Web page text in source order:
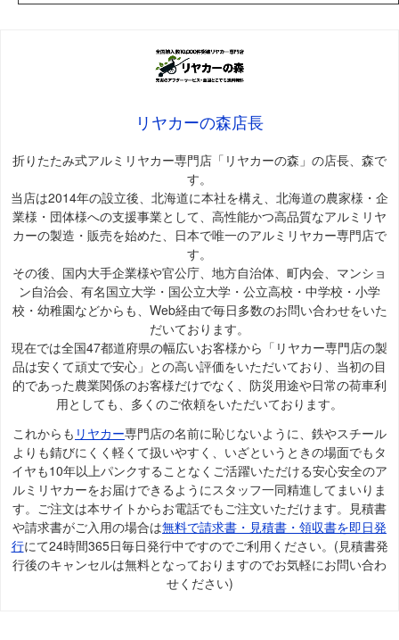
リヤカーの森店長
折りたたみ式アルミリヤカー専門店「リヤカーの森」の店長、森で
す。
当店は2014年の設立後、北海道に本社を構え、北海道の農家様・企
業様・団体様への支援事業として、高性能かつ高品質なアルミリヤ
カーの製造・販売を始めた、日本で唯一のアルミリヤカー専門店で
す。
その後、国内大手企業様や官公庁、地方自治体、町内会、マンショ
ン自治会、有名国立大学・国公立大学・公立高校・中学校・小学
校・幼稚園などからも、Web経由で毎日多数のお問い合わせをいた
だいております。
現在では全国47都道府県の幅広いお客様から「リヤカー専門店の製
品は安くて頑丈で安心」との高い評価をいただいており、当初の目
的であった農業関係のお客様だけでなく、防災用途や日常の荷車利
用としても、多くのご依頼をいただいております。
これからも リヤカー専門店の名前に恥じないように、鉄やスチール
よりも錆びにくく軽くて扱いやすく、いざというときの場面でもタ
イヤも10年以上パンクすることなくご活躍いただける安心安全のア
ルミリヤカーをお届けできるようにスタッフ一同精進してまいりま
す。ご注文は本サイトからお電話でもご注文いただけます。見積書
や請求書がご入用の場合は無料で請求書・見積書・領収書を即日発
行にて24時間365日毎日発行中ですのでご利用ください。(見積書発
行後のキャンセルは無料となっておりますのでお気軽にお問い合わ
せください)